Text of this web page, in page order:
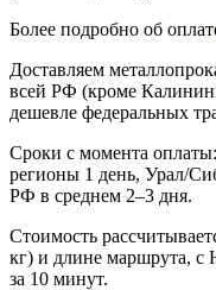
Более подробно об
Доставляем
всей РФ (кроме
дешевле федеральных
Сроки с момента
регионы 1 день, Урал/
РФ в среднем 2–3 дня.
Стоимость
кг) и длине маршрута, с
за 10 минут.